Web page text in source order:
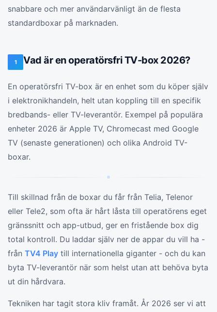
snabbare och mer användarvänligt än de flesta
standardboxar på marknaden.
1 Vad är en operatörsfri TV-box 2026?
En operatörsfri TV-box är en enhet som du köper själv
i elektronikhandeln, helt utan koppling till en specifik
bredbands- eller TV-leverantör. Exempel på populära
enheter 2026 är Apple TV, Chromecast med Google
TV (senaste generationen) och olika Android TV-
boxar.
Till skillnad från de boxar du får från Telia, Telenor
eller Tele2, som ofta är hårt låsta till operatörens eget
gränssnitt och app-utbud, ger en fristående box dig
total kontroll. Du laddar själv ner de appar du vill ha -
från TV4 Play till internationella giganter - och du kan
byta TV-leverantör när som helst utan att behöva byta
ut din hårdvara.
Tekniken har tagit stora kliv framåt. År 2026 ser vi att